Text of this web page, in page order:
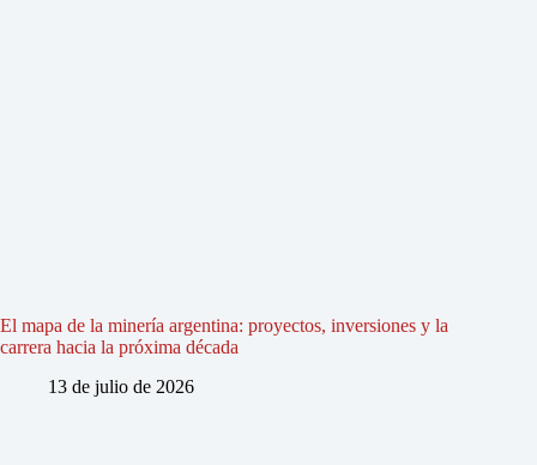
El mapa de la minería argentina: proyectos, inversiones y la
carrera hacia la próxima década
13 de julio de 2026